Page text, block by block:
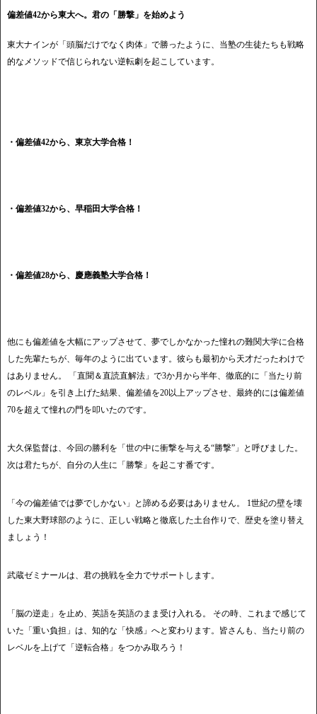
偏差値42から東大へ。君の「勝撃」を始めよう
東大ナインが「頭脳だけでなく肉体」で勝ったように、当塾の生徒たちも戦略
的なメソッドで信じられない逆転劇を起こしています。
・偏差値42から、東京大学合格！
・偏差値32から、早稲田大学合格！
・偏差値28から、慶應義塾大学合格！
他にも偏差値を大幅にアップさせて、夢でしかなかった憧れの難関大学に合格
した先輩たちが、毎年のように出ています。彼らも最初から天才だったわけで
はありません。 「直聞＆直読直解法」で3か月から半年、徹底的に「当たり前
のレベル」を引き上げた結果、偏差値を20以上アップさせ、最終的には偏差値
70を超えて憧れの門を叩いたのです。
大久保監督は、今回の勝利を「世の中に衝撃を与える“勝撃”」と呼びました。
次は君たちが、自分の人生に「勝撃」を起こす番です。
「今の偏差値では夢でしかない」と諦める必要はありません。 1世紀の壁を壊
した東大野球部のように、正しい戦略と徹底した土台作りで、歴史を塗り替え
ましょう！
武蔵ゼミナールは、君の挑戦を全力でサポートします。
「脳の逆走」を止め、英語を英語のまま受け入れる。 その時、これまで感じて
いた「重い負担」は、知的な「快感」へと変わります。皆さんも、当たり前の
レベルを上げて「逆転合格」をつかみ取ろう！